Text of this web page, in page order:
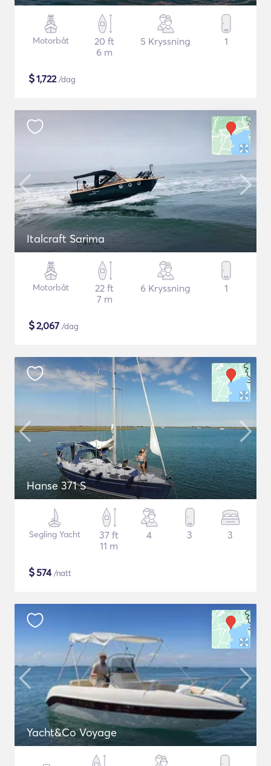
Motorbåt
20 ft
6 m
5 Kryssning 1
$1,722/dag
Italcraft Sarima
Motorbåt
22 ft
7 m
6 Kryssning 1
$2,067 /dag
Hanse 371 S
Segling Yacht
37 ft
11 m
4 3 3
$574/natt
Yacht&Co Voyage